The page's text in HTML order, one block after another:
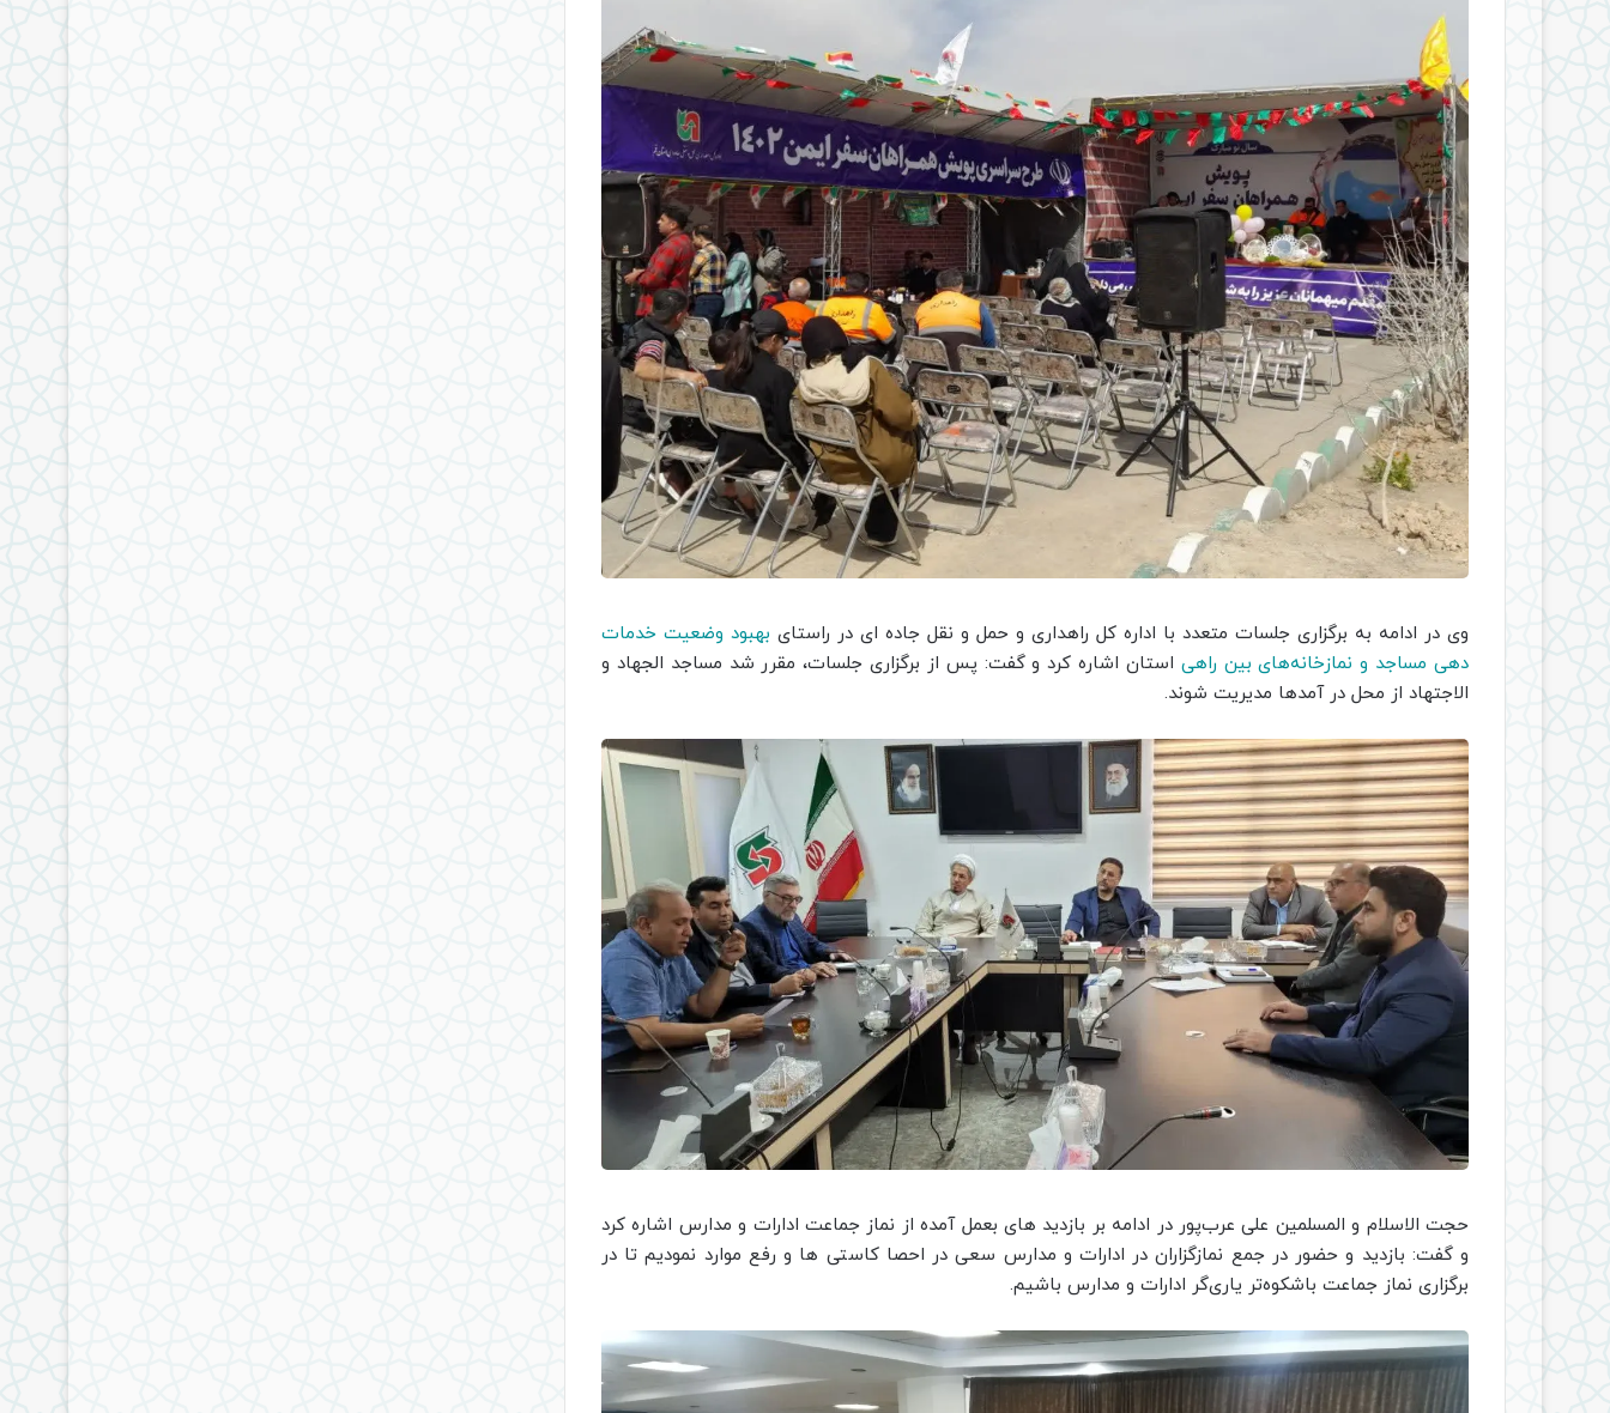
وی در ادامه به برگزاری جلسات متعدد با اداره کل راهداری و حمل و نقل جاده ای در راستای بهبود وضعیت خدمات
دهی مساجد و نمازخانه‌های بین راهی استان اشاره کرد و گفت: پس از برگزاری جلسات، مقرر شد مساجد الجهاد و
الاجتهاد از محل در آمدها مدیریت شوند.
حجت الاسلام و المسلمین علی عرب‌پور در ادامه بر بازدید های بعمل آمده از نماز جماعت ادارات و مدارس اشاره کرد
و گفت: بازدید و حضور در جمع نمازگزاران در ادارات و مدارس سعی در احصا کاستی ها و رفع موارد نمودیم تا در
برگزاری نماز جماعت باشکوه‌تر یاری‌گر ادارات و مدارس باشیم.